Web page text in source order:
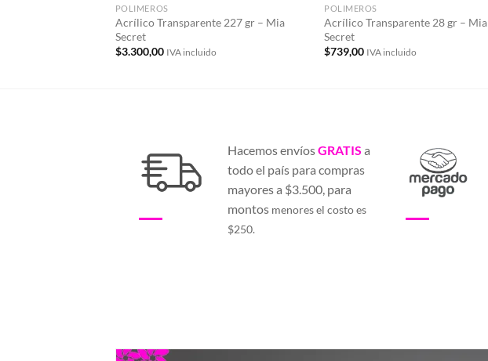
POLIMEROS
Acrílico Transparente 227 gr – Mia
Secret
$3.300,00 IVA incluido
POLIMEROS
Acrílico Transparente 28 gr – Mia
Secret
$739,00 IVA incluido
Hacemos envíosGRATIS a
todo el país para compras
mayores a $3.500, para
montos menores el costo es
$250.